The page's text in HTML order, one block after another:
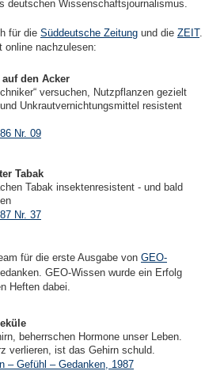
deutschen Wissenschaftsjournalismus.
für die Süddeutsche Zeitung und die ZEIT.
online nachzulesen:
den Acker
versuchen, Nutzpflanzen gezielt
Unkrautvernichtungsmittel resistent
Nr. 09
Tabak
Tabak insektenresistent - und bald
Nr. 37
für die erste Ausgabe von GEO-
GEO-Wissen wurde ein Erfolg
Heften dabei.
beherrschen Hormone unser Leben.
verlieren, ist das Gehirn schuld.
– Gefühl – Gedanken, 1987